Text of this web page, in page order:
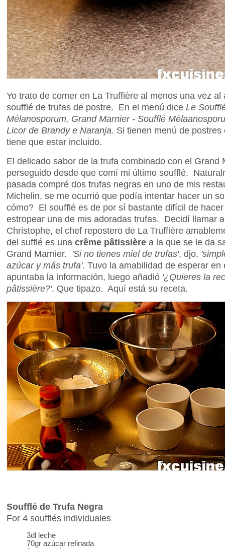
Yo trato de comer en La Truffière al menos una vez
soufflé de trufas de postre. En el menú dice Le
Mélanosporum, Grand Marnier- Soufflé
Licor de Brandy e Naranja. Si tienen menú de
tiene que estar incluido.
El delicado sabor de la trufa combinado con el Grand
perseguido desde que comí mi último soufflé.
pasada compré dos trufas negras en uno de mis
Michelin, se me ocurrió que podía intentar hacer un
cómo? El soufflé es de por sí bastante difícil de
estropear una de mis adoradas trufas. Decidí llamar
Christophe, el chef repostero de La Truffière
del sufflé es una crême pâtissière a la que se le da
Grand Marnier. 'Si no tienes miel de trufas', djo,
azúcar y más trufa'. Tuvo la amabilidad de esperar
apuntaba la información, luego añadió '¿Quieres la
pâtissière?'. Que tipazo. Aquí está su receta.
Soufflé de Trufa Negra
For 4 soufflés individuales
3dl leche
70gr azúcar refinada